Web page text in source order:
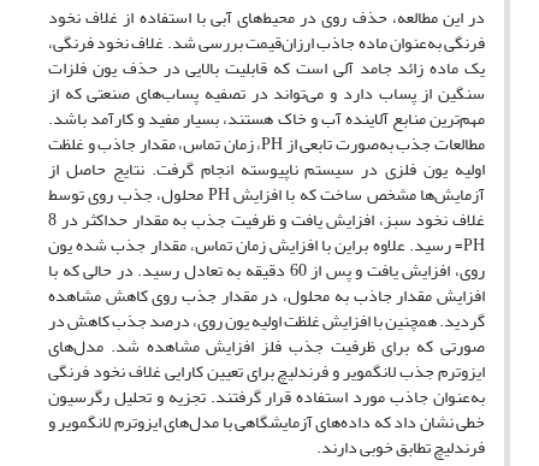
در این مطالعه، حذف روی در محیط‌های آبی با استفاده از غلاف نخود
فرنگی به‌عنوان ماده جاذب ارزان‌قیمت بررسی شد. غلاف نخود فرنگی،
یک ماده زائد جامد آلی است که قابلیت بالایی در حذف یون فلزات
سنگین از پساب دارد و می‌تواند در تصفیه پساب‌های صنعتی که از
مهم‌ترین منابع آلاینده آب و خاک هستند، بسیار مفید و کارآمد باشد.
مطالعات جذب به‌صورت تابعی از PH، زمان تماس، مقدار جاذب و غلظت
اولیه یون فلزی در سیستم ناپیوسته انجام گرفت. نتایج حاصل از
آزمایش‌ها مشخص ساخت که با افزایش PH محلول، جذب روی توسط
غلاف نخود سبز، افزایش یافت و ظرفیت جذب به مقدار حداکثر در 8
PH= رسید. علاوه براین با افزایش زمان تماس، مقدار جذب شده یون
روی، افزایش یافت و پس از 60 دقیقه به تعادل رسید. در حالی که با
افزایش مقدار جاذب به محلول، در مقدار جذب روی کاهش مشاهده
گردید. همچنین با افزایش غلظت اولیه یون روی، درصد جذب کاهش در
صورتی که برای ظرفیت جذب فلز افزایش مشاهده شد. مدل‌های
ایزوترم جذب لانگمویر و فرندلیچ برای تعیین کارایی غلاف نخود فرنگی
به‌عنوان جاذب مورد استفاده قرار گرفتند. تجزیه و تحلیل رگرسیون
خطی نشان داد که داده‌های آزمایشگاهی با مدل‌های ایزوترم لانگمویر و
فرندلیچ تطابق خوبی دارند.